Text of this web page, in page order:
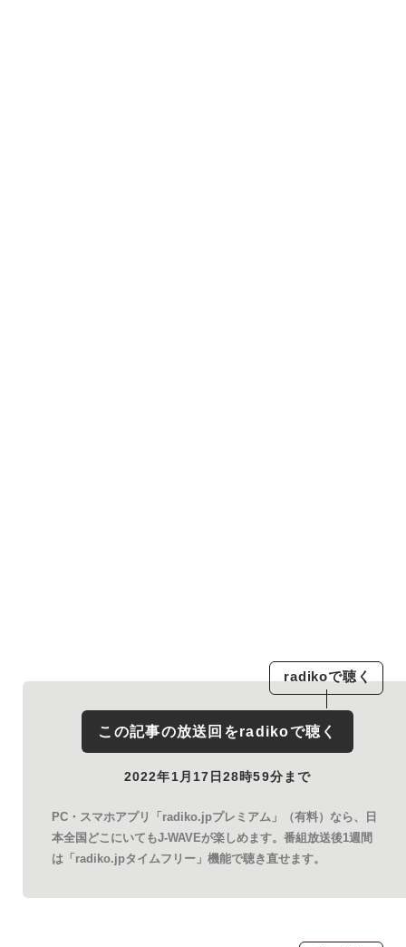
radikoで聴く
この記事の放送回をradikoで聴く
2022年1月17日28時59分まで
PC・スマホアプリ「radiko.jpプレミアム」（有料）なら、日
本全国どこにいてもJ-WAVEが楽しめます。番組放送後1週間
は「radiko.jpタイムフリー」機能で聴き直せます。